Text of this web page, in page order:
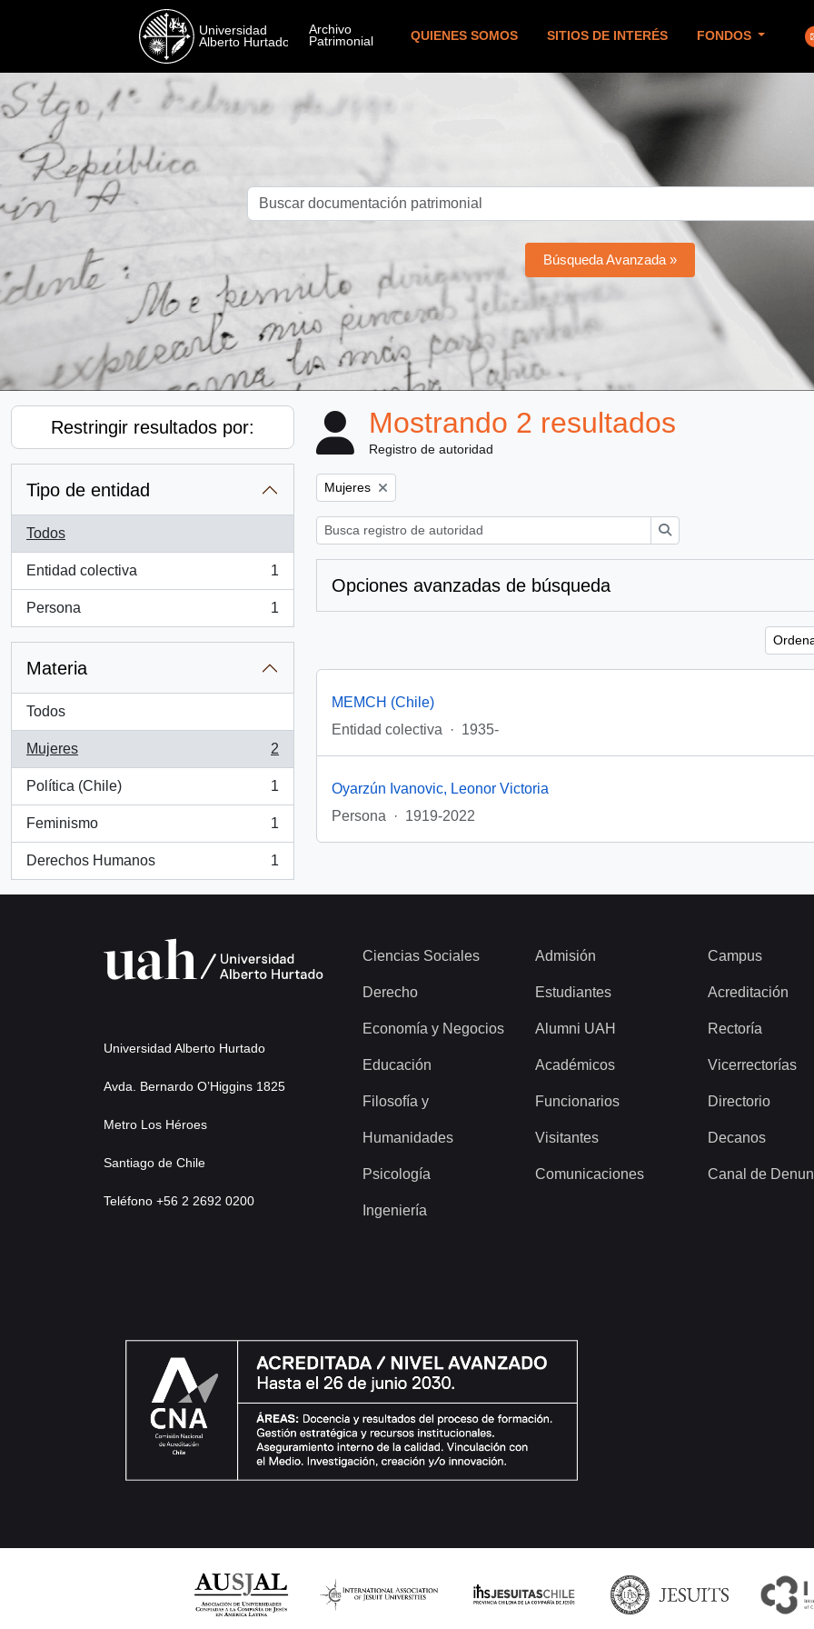
QUIENES SOMOS SITIOS DE INTERÉS FONDOS
Búsqueda Avanzada »
Restringir resultados por:
Tipo de entidad
Todos
Entidad colectiva
, 1 resultados
1
Persona
, 1 resultados
1
Materia
Todos
Mujeres
, 2 resultados
2
Política (Chile)
, 1 resultados
1
Feminismo
, 1 resultados
1
Derechos Humanos
, 1 resultados
1
Mostrando 2 resultados
Registro de autoridad
Remove filter:
Mujeres
Opciones avanzadas de búsqueda
MEMCH (Chile)
Entidad colectiva
· 1935-
Oyarzún Ivanovic, Leonor Victoria
Persona
· 1919-2022
Universidad Alberto Hurtado
Avda. Bernardo O’Higgins 1825
Metro Los Héroes
Santiago de Chile
Teléfono +56 2 2692 0200
Ciencias Sociales
Derecho
Economía y Negocios
Educación
Filosofía y
Humanidades
Psicología
Ingeniería
Admisión
Estudiantes
Alumni UAH
Académicos
Funcionarios
Visitantes
Comunicaciones
Campus
Acreditación
Rectoría
Vicerrectorías
Directorio
Decanos
Canal de